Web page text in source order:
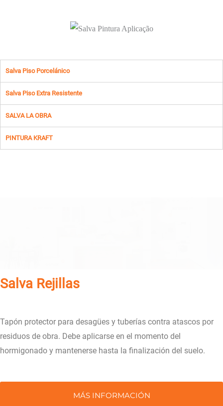
Salva Piso Porcelánico
Salva Piso Extra Resistente
SALVA LA OBRA
PINTURA KRAFT
Salva Rejillas
Tapón protector para desagües y tuberías contra atascos por
residuos de obra. Debe aplicarse en el momento del
hormigonado y mantenerse hasta la finalización del suelo.
MÁS INFORMACIÓN